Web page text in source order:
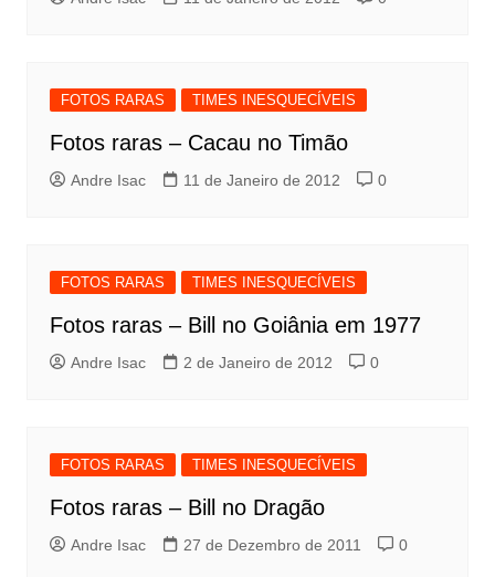
FOTOS RARAS TIMES INESQUECÍVEIS
Fotos raras – Cacau no Timão
Andre Isac 11 de Janeiro de 2012 0
FOTOS RARAS TIMES INESQUECÍVEIS
Fotos raras – Bill no Goiânia em 1977
Andre Isac 2 de Janeiro de 2012 0
FOTOS RARAS TIMES INESQUECÍVEIS
Fotos raras – Bill no Dragão
Andre Isac 27 de Dezembro de 2011 0